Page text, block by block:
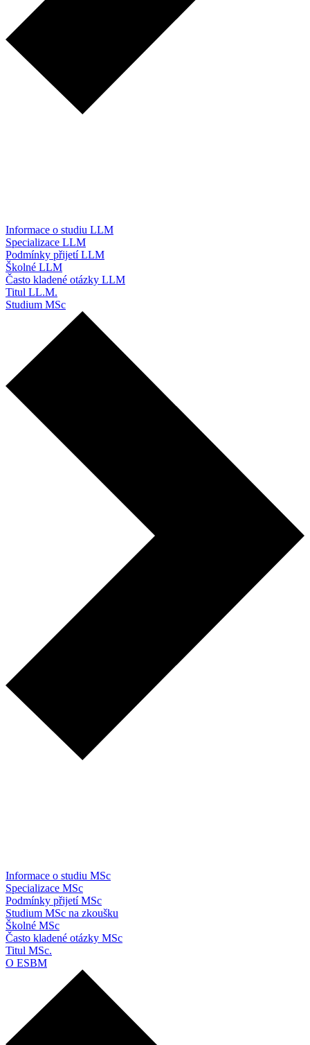
Informace o studiu LLM
Specializace LLM
Podmínky přijetí LLM
Školné LLM
Často kladené otázky LLM
Titul LL.M.
Studium MSc
Informace o studiu MSc
Specializace MSc
Podmínky přijetí MSc
Studium MSc na zkoušku
Školné MSc
Často kladené otázky MSc
Titul MSc.
O ESBM